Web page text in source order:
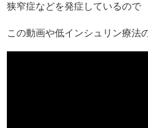
狭窄症などを発症しているので
この動画や低インシュリン療法